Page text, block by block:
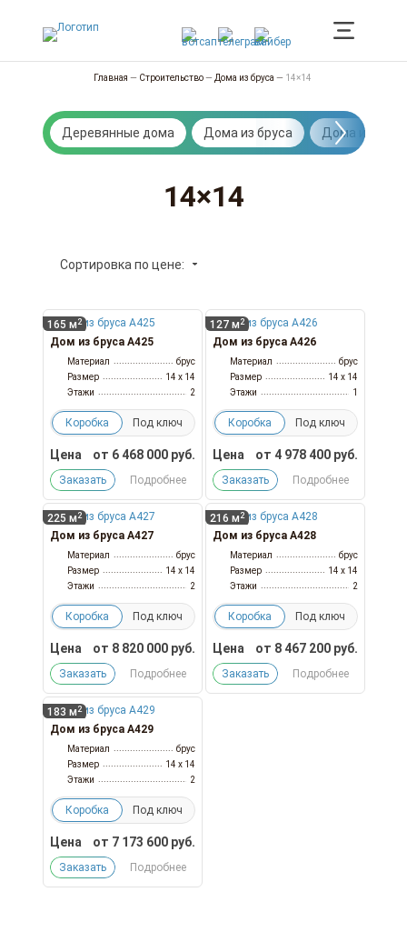
Главная — Строительство— Дома из бруса — 14×14
Деревянные дома Дома из бруса Дома из
14×14
Сортировка по цене:
165 м 2
Дом из бруса А425
Материал
брус
Размер
14 x 14
Этажи
2
Коробка Под ключ
Цена от 6 468 000руб.
Заказать Подробнее
127 м 2
Дом из бруса А426
Материал
брус
Размер
14 x 14
Этажи
1
Коробка Под ключ
Цена от 4 978 400руб.
Заказать Подробнее
225 м 2
Дом из бруса А427
Материал
брус
Размер
14 x 14
Этажи
2
Коробка Под ключ
Цена от 8 820 000руб.
Заказать Подробнее
216 м 2
Дом из бруса А428
Материал
брус
Размер
14 x 14
Этажи
2
Коробка Под ключ
Цена от 8 467 200руб.
Заказать Подробнее
183 м 2
Дом из бруса А429
Материал
брус
Размер
14 x 14
Этажи
2
Коробка Под ключ
Цена от 7 173 600руб.
Заказать Подробнее